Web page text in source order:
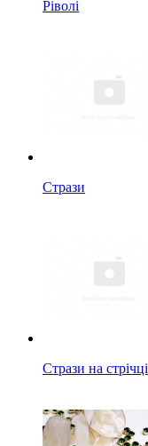
Ріволі
Стрази
Стрази на стрічці